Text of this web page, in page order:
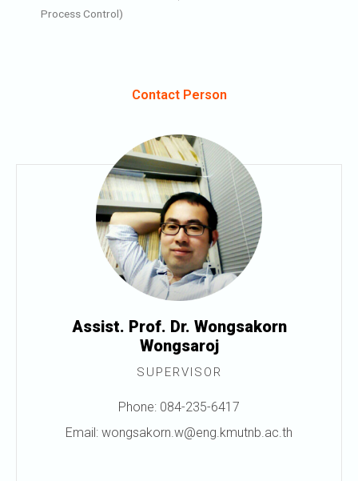
Process Control)
Contact Person​
Assist. Prof. Dr. Wongsakorn
Wongsaroj
SUPERVISOR
Phone: 084-235-6417
Email: wongsakorn.w@eng.kmutnb.ac.th